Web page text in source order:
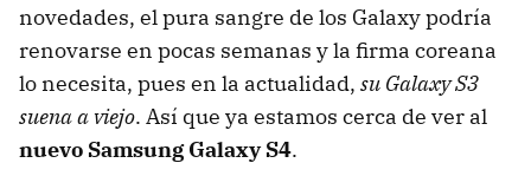
novedades, el pura sangre de los Galaxy podría
renovarse en pocas semanas y la firma coreana
lo necesita, pues en la actualidad, su Galaxy S3
suena a viejo. Así que ya estamos cerca de ver al
nuevo Samsung Galaxy S4.